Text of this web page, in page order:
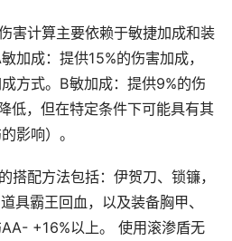
害计算主要依赖于敏捷加成和装
加成：提供15%的伤害加成，
方式。B敏加成：提供9%的伤
低，但在特定条件下可能具有其
影响）。
搭配方法包括：伊贺刀、锁镰，
具霸王回血，以及装备胸甲、
+16%以上。 使用滚渗盾无